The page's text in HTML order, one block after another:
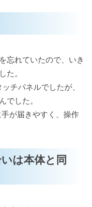
忘れていたので、いき
た。
チパネルでしたが、
でした。
が届きやすく、操作
は本体と同